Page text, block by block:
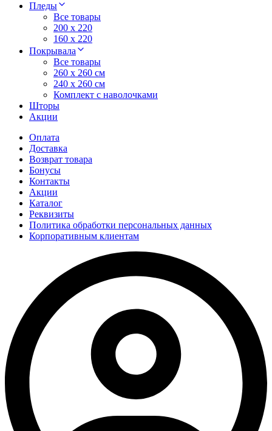
Пледы
Все товары
200 х 220
160 х 220
Покрывала
Все товары
260 x 260 см
240 х 260 см
Комплект с наволочками
Шторы
Акции
Оплата
Доставка
Возврат товара
Бонусы
Контакты
Акции
Каталог
Реквизиты
Политика обработки персональных данных
Корпоративным клиентам